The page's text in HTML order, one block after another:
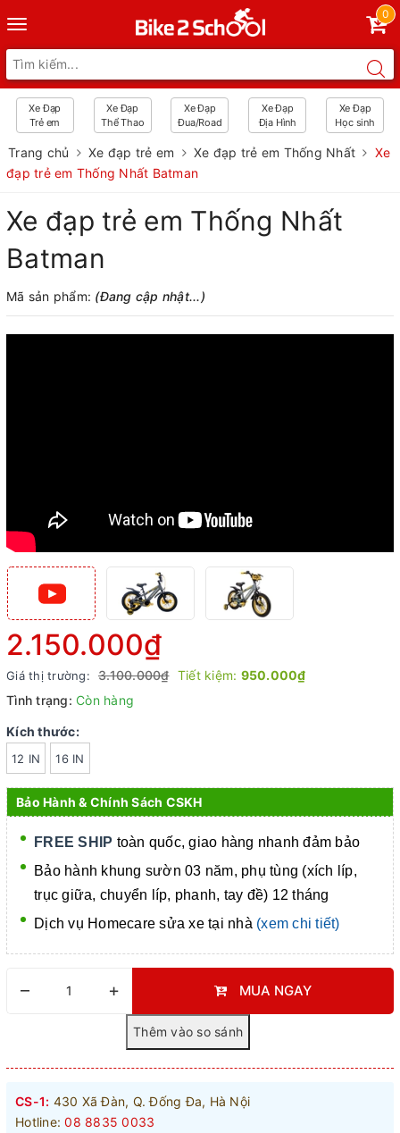
Toggle
navigation
0
Xe Đạp
Trẻ em
Xe Đạp
Thể Thao
Xe Đạp
Đua/Road
Xe Đạp
Địa Hình
Xe Đạp
Học sinh
Trang chủ Xe đạp trẻ em Xe đạp trẻ em Thống Nhất
Xe
đạp trẻ em Thống Nhất Batman
Xe đạp trẻ em Thống Nhất
Batman
Mã sản phẩm: (Đang cập nhật...)
2.150.000₫
Giá thị trường: 3.100.000₫ Tiết kiệm: 950.000₫
Tình trạng: Còn hàng
Kích thước:
12 IN 16 IN
Bảo Hành & Chính Sách CSKH
FREE SHIP toàn quốc, giao hàng nhanh đảm bảo
Bảo hành khung sườn 03 năm, phụ tùng (xích líp,
trục giữa, chuyển líp, phanh, tay đề) 12 tháng
Dịch vụ Homecare sửa xe tại nhà (xem chi tiết)
– + MUA NGAY
CS-1: 430 Xã Đàn, Q. Đống Đa, Hà Nội
Hotline: 08 8835 0033